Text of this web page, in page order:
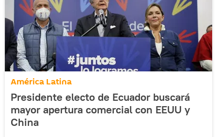
América Latina
Presidente electo de Ecuador buscará
mayor apertura comercial con EEUU y
China